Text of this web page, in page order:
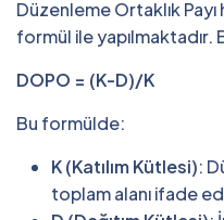
Düzenleme Ortaklık
formül ile yapılmaktadır.
DOPO = (K-D)/K
Bu formülde:
K (Katılım Kütlesi):
toplam alanı ifade